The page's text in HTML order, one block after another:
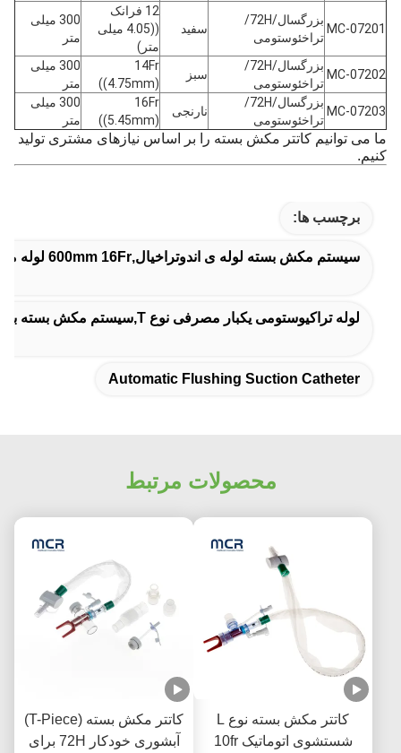
MC-07201
بزرگسال/72H/
تراخئوستومی
سفید
12 فرانک
((4.05 میلی
متر)
300 میلی
متر
MC-07202
بزرگسال/72H/
تراخئوستومی
سبز
14Fr
((4.75mm)
300 میلی
متر
MC-07203
بزرگسال/72H/
تراخئوستومی
نارنجی
16Fr
((5.45mm)
300 میلی
متر
ما می توانیم کاتتر مکش بسته را بر اساس نیازهای مشتری تولید
کنیم.
برچسب ها:
سیستم مکش بسته لوله ی اندوتراخیال,600mm 16Fr لوله مکش بسته,کاتتر مکش اتوماتیک
لوله تراکیوستومی یکبار مصرفی نوع T,سیستم مکش بسته با شستشوی خودکار,گارانتی لوله ترخئوستومی 72H
Automatic Flushing Suction Catheter
محصولات مرتبط
کاتتر مکش بسته نوع L
شستشوی اتوماتیک 10fr
کاتتر مکش بسته (T-Piece)
آبشوری خودکار 72H برای